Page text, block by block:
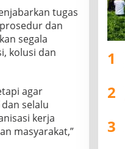
tugas
dan
segala
kolusi dan
agar
selalu
kerja
masyarakat,”
1
2
3